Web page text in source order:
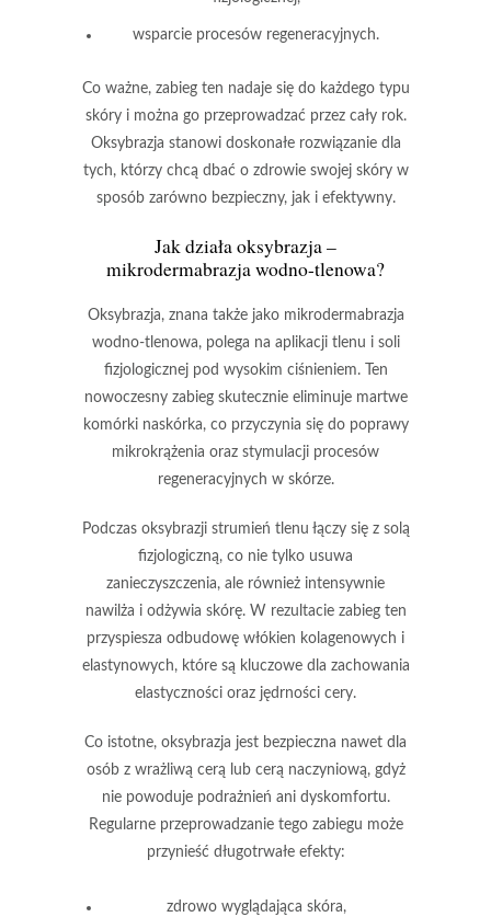
wsparcie procesów regeneracyjnych.
Co ważne, zabieg ten nadaje się do każdego typu
skóryi można go przeprowadzać przez cały rok.
Oksybrazja stanowi doskonałe rozwiązanie dla
tych, którzy chcą dbać o zdrowie swojej skóry w
sposób zarówno bezpieczny, jak i efektywny.
Jak działa oksybrazja –
mikrodermabrazja wodno-tlenowa?
Oksybrazja, znana także jako mikrodermabrazja
wodno-tlenowa, polega na aplikacji tlenu i soli
fizjologicznej pod wysokim ciśnieniem. Ten
nowoczesny zabieg skutecznie eliminuje martwe
komórki naskórka, co przyczynia się do poprawy
mikrokrążenia oraz stymulacji procesów
regeneracyjnych w skórze.
Podczas oksybrazji strumień tlenu łączy się z solą
fizjologiczną, co nie tylko usuwa
zanieczyszczenia, ale również intensywnie
nawilża i odżywia skórę. W rezultacie zabieg ten
przyspiesza odbudowę włókien kolagenowych i
elastynowych, które są kluczowe dla zachowania
elastyczności oraz jędrności cery.
Co istotne, oksybrazja jest bezpieczna nawet dla
osób z wrażliwą cerą lub cerą naczyniową, gdyż
nie powoduje podrażnień ani dyskomfortu.
Regularne przeprowadzanie tego zabiegu może
przynieść długotrwałe efekty:
zdrowo wyglądająca skóra,